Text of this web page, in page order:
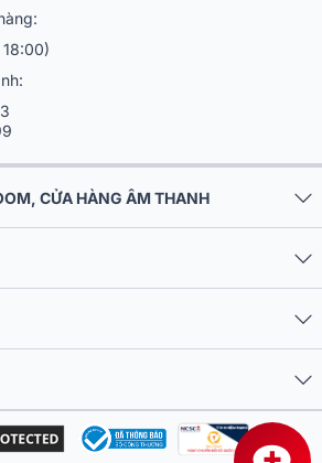
CỬA HÀNG ÂM THANH